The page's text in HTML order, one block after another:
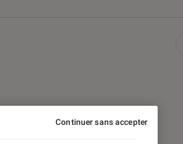
Stations audioContinuer sans accepter